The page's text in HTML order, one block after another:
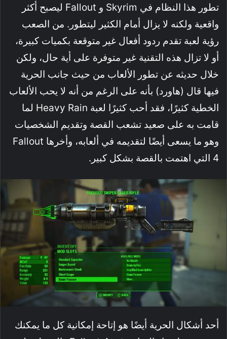
تطور هذا النظام في Skyrim و Fallout ليصبح أكثر
واقعية ولكنه لا يزال أمام الكثير ليتطور. من الصعب
رؤية لعبة تقدم ردود أفعال غير متوقعة بكميات كبيرة،
أو لا تزال هذه التقنية غير متوفرة على أية حال، ولكن
خلال حديثه عن تطور الألعاب من حيث جانب الحرية
فيها قال (هاورد) بأنه على الرغم من أنه لا يحب الألعاب
الخطية كثيرًا، فقد أحب كثيرًا لعبة Heavy Rain لما
قامت به على صعيد تشعب القصة وتقديم الشخصيات
وهو ما يسعى أيضًا لتقديمه في ألعابه، وأخرها Fallout
4 التي اهتمت بالقصة بشكل كبير.
أحد أشكال الحرية أيضًا هو إتاحة إمكانية كل ما يمكنك